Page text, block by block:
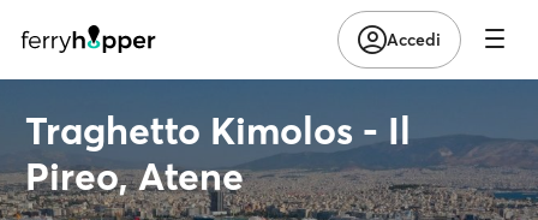
Accedi
Traghetto Kimolos - Il
Pireo, Atene